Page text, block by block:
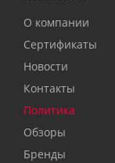
О компании
Сертификаты
Новости
Контакты
Политика
Обзоры
Бренды